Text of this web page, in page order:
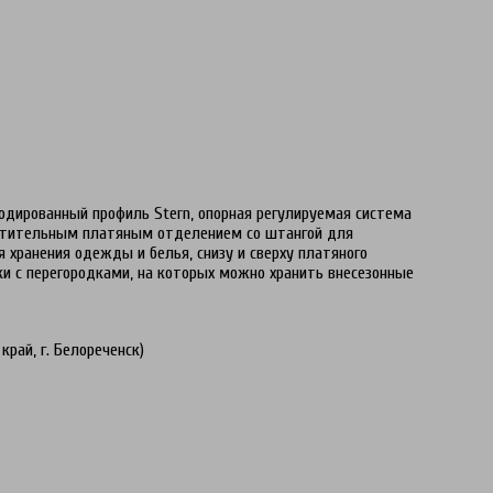
профиль Stern, опорная регулируемая система
платяным отделением со штангой для
одежды и белья, снизу и сверху платяного
с перегородками, на которых можно хранить внесезонные
г. Белореченск)